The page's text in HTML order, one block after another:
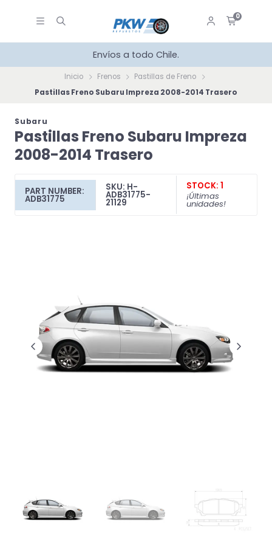
0
Envíos a todo Chile.
Inicio Frenos
Pastillas de Freno
Pastillas Freno Subaru Impreza 2008-2014 Trasero
Subaru
Pastillas Freno Subaru Impreza
2008-2014 Trasero
PART NUMBER:
ADB31775
SKU: H-
ADB31775-
21129
STOCK: 1
¡Últimas
unidades!